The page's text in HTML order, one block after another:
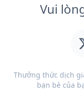
Vui
Thưởng thức dịch
bạn bè của